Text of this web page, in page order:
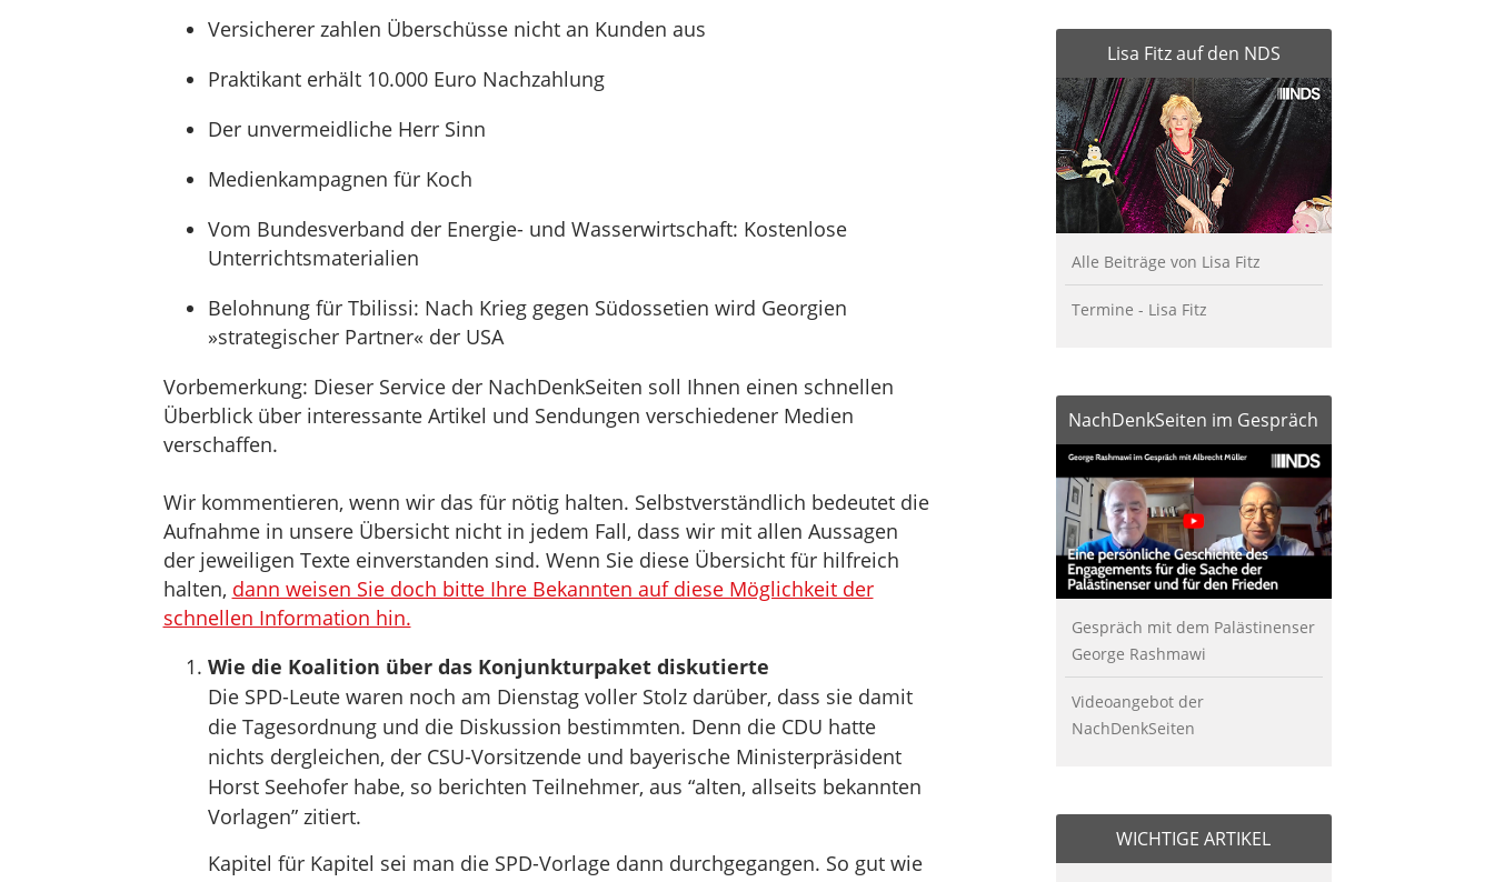
Versicherer zahlen Überschüsse nicht an Kunden aus
Praktikant erhält 10.000 Euro Nachzahlung
Der unvermeidliche Herr Sinn
Medienkampagnen für Koch
Vom Bundesverband der Energie- und Wasserwirtschaft: Kostenlose
Unterrichtsmaterialien
Belohnung für Tbilissi: Nach Krieg gegen Südossetien wird Georgien
»strategischer Partner« der USA
Vorbemerkung: Dieser Service der NachDenkSeiten soll Ihnen einen schnellen
Überblick über interessante Artikel und Sendungen verschiedener Medien
verschaffen.
Wir kommentieren, wenn wir das für nötig halten. Selbstverständlich bedeutet die
Aufnahme in unsere Übersicht nicht in jedem Fall, dass wir mit allen Aussagen
der jeweiligen Texte einverstanden sind. Wenn Sie diese Übersicht für hilfreich
halten, dann weisen Sie doch bitte Ihre Bekannten auf diese Möglichkeit der
schnellen Information hin.
Wie die Koalition über das Konjunkturpaket diskutierte
Die SPD-Leute waren noch am Dienstag voller Stolz darüber, dass sie damit
die Tagesordnung und die Diskussion bestimmten. Denn die CDU hatte
nichts dergleichen, der CSU-Vorsitzende und bayerische Ministerpräsident
Horst Seehofer habe, so berichten Teilnehmer, aus “alten, allseits bekannten
Vorlagen” zitiert.
Kapitel für Kapitel sei man die SPD-Vorlage dann durchgegangen. So gut wie
Lisa Fitz auf den NDS
Alle Beiträge von Lisa Fitz
Termine - Lisa Fitz
NachDenkSeiten im Gespräch
Gespräch mit dem Palästinenser
George Rashmawi
Videoangebot der
NachDenkSeiten
WICHTIGE ARTIKEL